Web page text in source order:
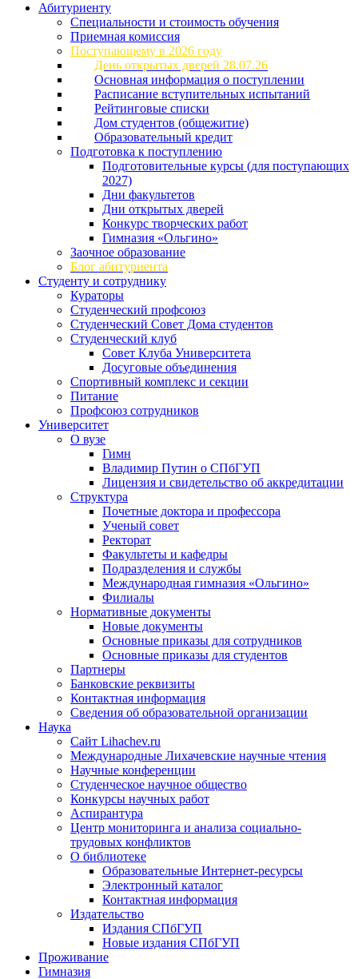
Абитуриенту
Специальности и стоимость обучения
Приемная комиссия
Поступающему в 2026 году
День открытых дверей 28.07.26
Основная информация о поступлении
Расписание вступительных испытаний
Рейтинговые списки
Дом студентов (общежитие)
Образовательный кредит
Подготовка к поступлению
Подготовительные курсы (для поступающих
2027)
Дни факультетов
Дни открытых дверей
Конкурс творческих работ
Гимназия «Ольгино»
Заочное образование
Блог абитуриента
Студенту и сотруднику
Кураторы
Студенческий профсоюз
Студенческий Совет Дома студентов
Студенческий клуб
Совет Клуба Университета
Досуговые объединения
Спортивный комплекс и секции
Питание
Профсоюз сотрудников
Университет
О вузе
Гимн
Владимир Путин о СПбГУП
Лицензия и свидетельство об аккредитации
Структура
Почетные доктора и профессора
Ученый совет
Ректорат
Факультеты и кафедры
Подразделения и службы
Международная гимназия «Ольгино»
Филиалы
Нормативные документы
Новые документы
Основные приказы для сотрудников
Основные приказы для студентов
Партнеры
Банковские реквизиты
Контактная информация
Сведения об образовательной организации
Наука
Сайт Lihachev.ru
Международные Лихачевские научные чтения
Научные конференции
Студенческое научное общество
Конкурсы научных работ
Аспирантура
Центр мониторинга и анализа социально-
трудовых конфликтов
О библиотеке
Образовательные Интернет-ресурсы
Электронный каталог
Контактная информация
Издательство
Издания СПбГУП
Новые издания СПбГУП
Проживание
Гимназия